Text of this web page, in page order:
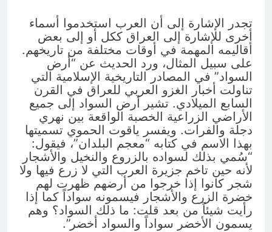
تجدر الإشارة إلى أن العرب استخدموا أسماء
أخرى للإشارة إلى العراق ككل أو إلى بعض
أقاليمه المهمة في أوقات مختلفة من تاريخهم.
على سبيل المثال، ورد الحديث عن “أرض
السواد” في المصادر التاريخية الإسلامية التي
تناولت أخبار الغزو العربي للعراق في القرن
السابع الميلادي. تشير أرض السواد إلى جميع
الأراضي الزراعية الخصبة الواقعة بين نهري
دجلة والفرات. ويفسر ياقوت الحموي تسميتها
بهذا الاسم في كتابه “معجم البلدان”، فيقول:
“سُمي بذلك لسواده بالزروع والنخيل والأشجار
لأنه حين تاخم جزيرة العرب التي لا زرع فيها ولا
شجر كانوا إذا خرجوا من أرضهم ظهرت لهم
خضرة الزرع والأشجار فيسمونه سواداً كما إذا
رأيت شيئاً من بعد قلت: ما ذلك السواد؟ وهم
يسمون الأخضر سواداً والسواد أخضر”.